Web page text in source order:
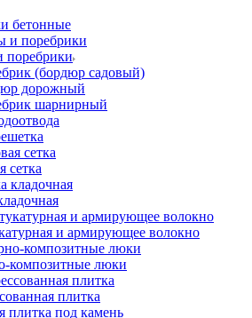
бетонные
(бордюр садовый)
дорожный
шарнирный
сетка
и армирующее волокно
композитные люки
плитка